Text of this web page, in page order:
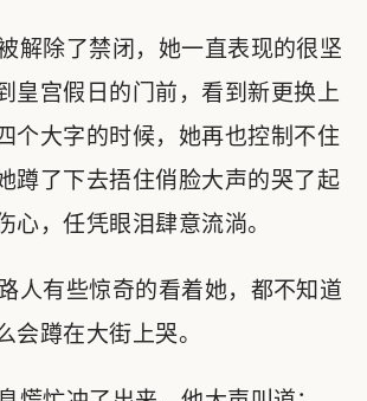
解除了禁闭，她一直表现的很坚
皇宫假日的门前，看到新更换上
个大字的时候，她再也控制不住
蹲了下去捂住俏脸大声的哭了起
心，任凭眼泪肆意流淌。
人有些惊奇的看着她，都不知道
会蹲在大街上哭。